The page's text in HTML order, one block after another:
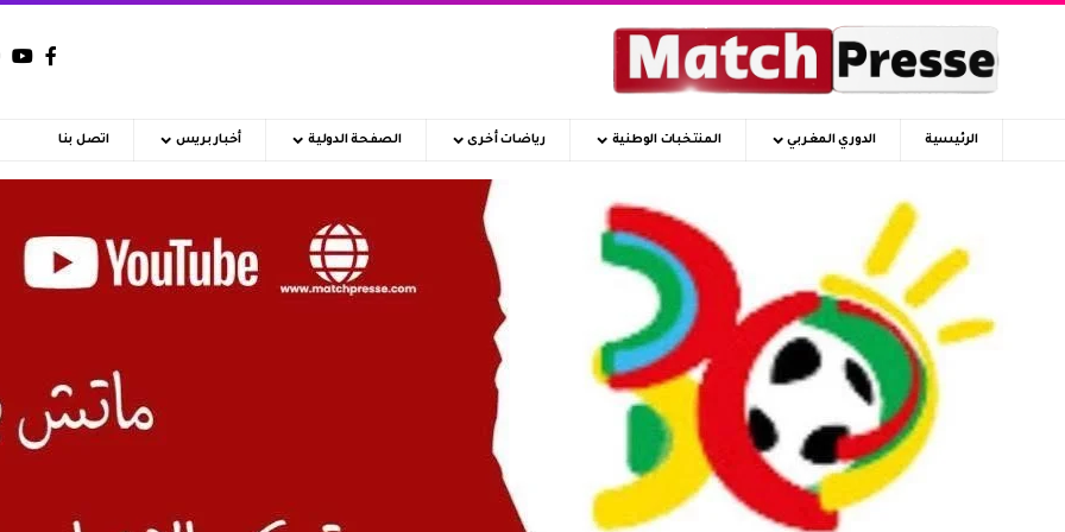
الرئيسية الدوري المغربي المنتخبات الوطنية رياضات أخرى الصفحة الدولية أخبار بريس اتصل بنا